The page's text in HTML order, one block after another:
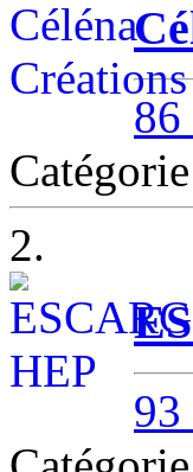
86
2.
93